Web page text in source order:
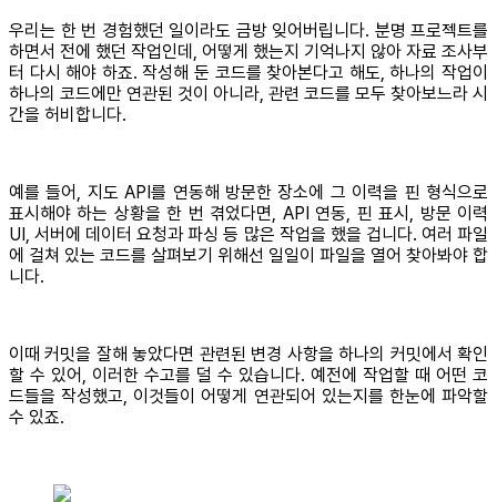
우리는 한 번 경험했던 일이라도 금방 잊어버립니다. 분명 프로젝트를
하면서 전에 했던 작업인데, 어떻게 했는지 기억나지 않아 자료 조사부
터 다시 해야 하죠. 작성해 둔 코드를 찾아본다고 해도, 하나의 작업이
하나의 코드에만 연관된 것이 아니라, 관련 코드를 모두 찾아보느라 시
간을 허비합니다.
예를 들어, 지도 API를 연동해 방문한 장소에 그 이력을 핀 형식으로
표시해야 하는 상황을 한 번 겪었다면, API 연동, 핀 표시, 방문 이력
UI, 서버에 데이터 요청과 파싱 등 많은 작업을 했을 겁니다. 여러 파일
에 걸쳐 있는 코드를 살펴보기 위해선 일일이 파일을 열어 찾아봐야 합
니다.
이때 커밋을 잘해 놓았다면 관련된 변경 사항을 하나의 커밋에서 확인
할 수 있어, 이러한 수고를 덜 수 있습니다. 예전에 작업할 때 어떤 코
드들을 작성했고, 이것들이 어떻게 연관되어 있는지를 한눈에 파악할
수 있죠.